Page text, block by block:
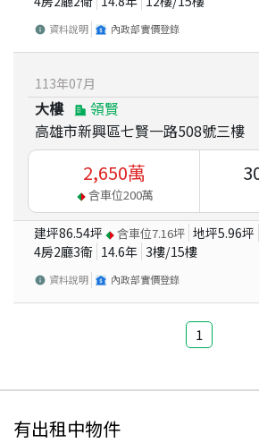
資料說明 內政部實價登錄
113年07月
大樓
領賢
高雄市新興區七賢一路508號三樓
2,650萬
含車位200萬
建坪86.54坪 含車位7.16坪 地坪5.96坪
4房2廳3衛 14.6年 3樓/15樓
資料說明 內政部實價登錄
1
有出租中物件